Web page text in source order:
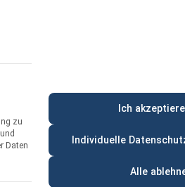
& Beratung
zu
Daten
Ich
Individuelle
Alle